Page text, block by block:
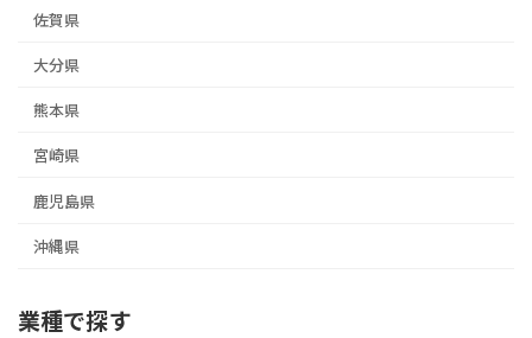
佐賀県
大分県
熊本県
宮崎県
鹿児島県
沖縄県
業種で探す